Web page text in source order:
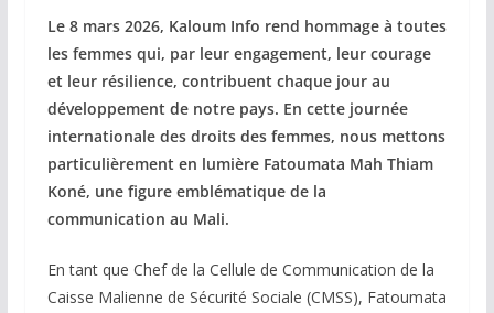
Le 8 mars 2026, Kaloum Info rend hommage à toutes
les femmes qui, par leur engagement, leur courage
et leur résilience, contribuent chaque jour au
développement de notre pays. En cette journée
internationale des droits des femmes, nous mettons
particulièrement en lumière Fatoumata Mah Thiam
Koné, une figure emblématique de la
communication au Mali.
En tant que Chef de la Cellule de Communication de la
Caisse Malienne de Sécurité Sociale (CMSS), Fatoumata